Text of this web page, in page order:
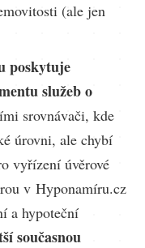
(ale jen
poskytuje
služeb o
srovnávači, kde
úrovni, ale chybí
vyřízení úvěrové
v Hyponamíru.cz
a hypoteční
současnou